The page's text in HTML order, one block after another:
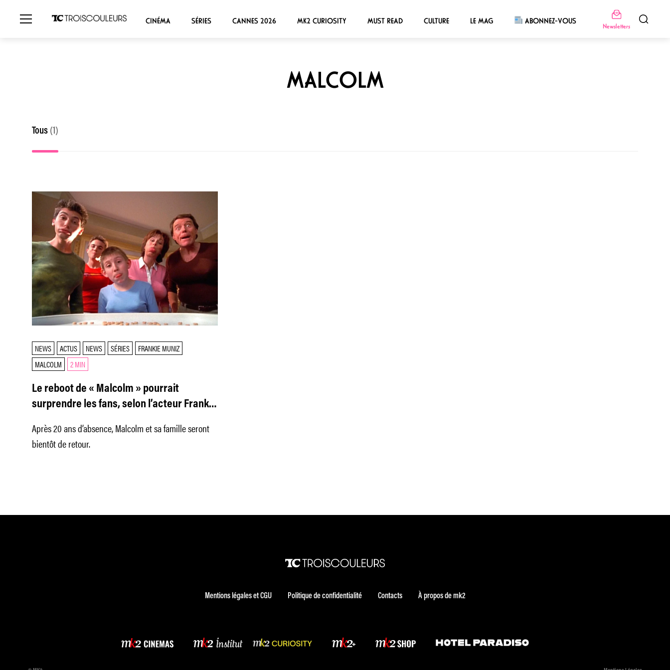
CINÉMA SÉRIES CANNES 2026 MK2 CURIOSITY MUST READ CULTURE LE MAG ABONNEZ-VOUS
Newsletters
MALCOLM
Tous (1)
NEWS ACTUS NEWS SÉRIES
FRANKIE MUNIZ
MALCOLM
2 MIN
Le reboot de « Malcolm » pourrait
surprendre les fans, selon l’acteur Frankie
Après 20 ans d’absence, Malcolm et sa famille seront
bientôt de retour.
Mentions légales et CGU Politique de confidentialité Contacts À propos de mk2